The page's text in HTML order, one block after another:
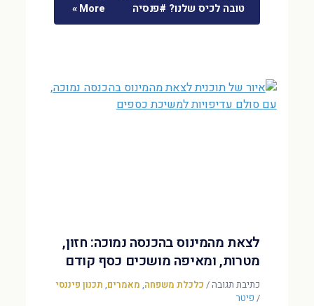
טובה לכיס שלנו? #פנסיה
More »
לצאת מהמינוס בהכנסה נמוכה: חזון,
מטרות, ומאיפה מושכים כסף קודם
כתיבת תגובה/ כלכלת משפחה, מאמרים, תכנון פיננסי
/ פיטר